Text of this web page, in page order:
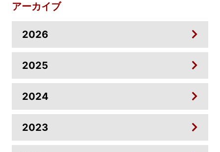
アーカイブ
2026
2025
2024
2023